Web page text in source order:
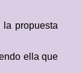
la propuesta
ella que